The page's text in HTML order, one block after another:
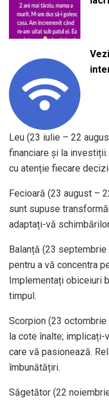
Leu (23 iulie – 22
financiare și la
cu atenție fiecare
Fecioară (23 august –
sunt supuse
adaptați-vă
Balanță (23
pentru a vă concentra
Implementați obiceiuri
timpul. ​
Scorpion (23
la cote înalte;
care vă pasionează.
îmbunătățiri. ​
Săgetător (22